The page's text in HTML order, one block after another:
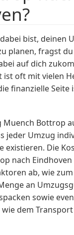
bist, deinen
planen, fragst
auf dich
ist oft mit vielen
finanzielle Seite
Muench Bottrop
jeder Umzug
existieren. Die
nach
ab, wie
an
sowie
dem